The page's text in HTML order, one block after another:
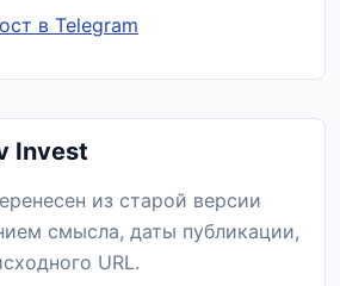
в Telegram
Invest
из старой версии
смысла, даты публикации,
URL.